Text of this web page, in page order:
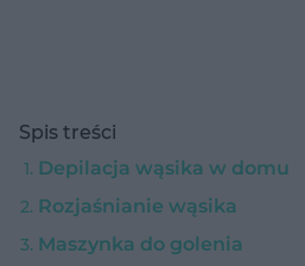
Spis treści
Depilacja wąsika w domu
Rozjaśnianie wąsika
Maszynka do golenia